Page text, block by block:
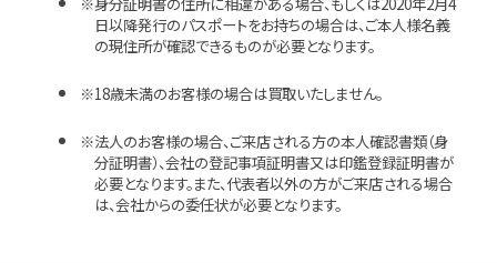
日以降発行のパスポートをお持ちの場合は、ご本人様名義
の現住所が確認できるものが必要となります。
18歳未満のお客様の場合は買取いたしません。
法人のお客様の場合、ご来店される方の本人確認書類（身
分証明書）、会社の登記事項証明書又は印鑑登録証明書が
必要となります。また、代表者以外の方がご来店される場合
は、会社からの委任状が必要となります。